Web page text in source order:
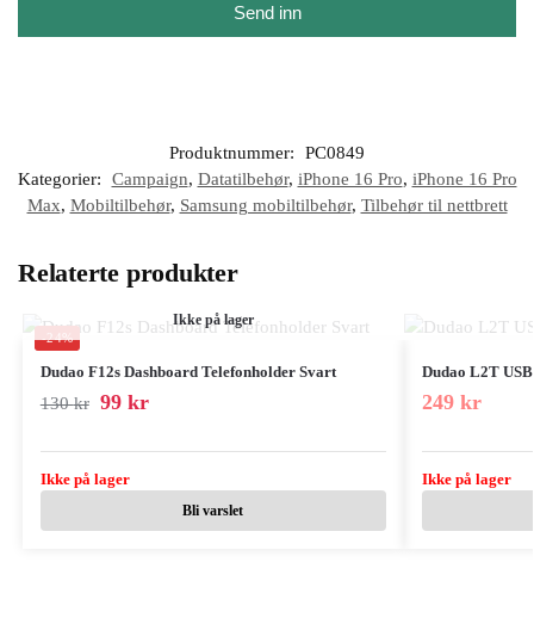
Send inn
Produktnummer:
PC0849
Kategorier:
Campaign, Datatilbehør, iPhone 16 Pro, iPhone 16 Pro
Max, Mobiltilbehør, Samsung mobiltilbehør, Tilbehør til nettbrett
Relaterte produkter
-24%
Ikke på lager
Dudao F12s Dashboard Telefonholder Svart
130kr 99 kr
Ikke på lager
Bli varslet
Dudao L2T
249 kr
Ikke på lager